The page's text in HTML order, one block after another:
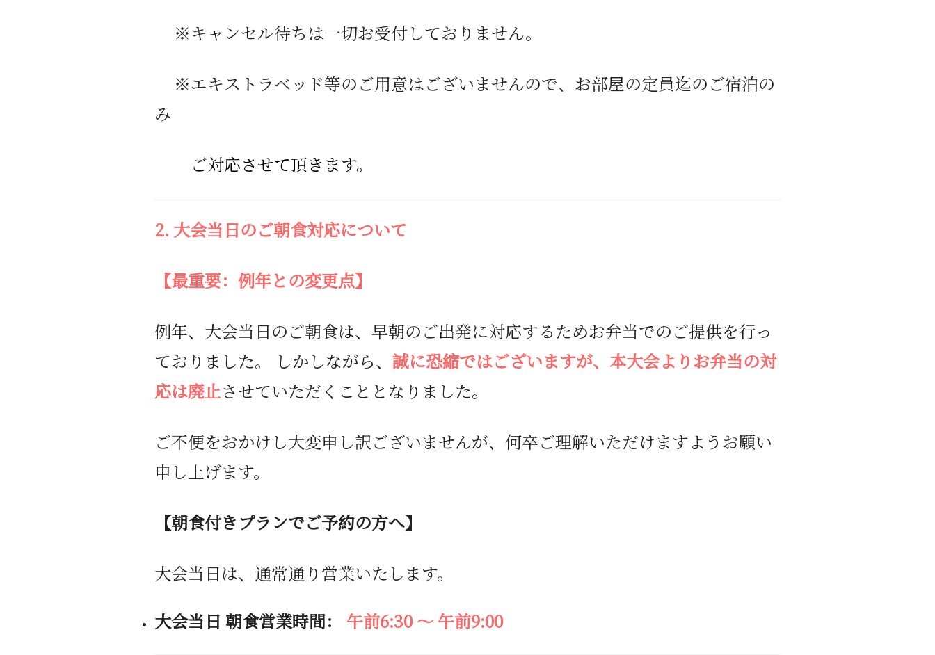
※キャンセル待ちは一切お受付しておりません。
※エキストラベッド等のご用意はございませんので、お部屋の定員迄のご宿泊の
み
ご対応させて頂きます。
2. 大会当日のご朝食対応について
【最重要：例年との変更点】
例年、大会当日のご朝食は、早朝のご出発に対応するためお弁当でのご提供を行っ
ておりました。 しかしながら、 誠に恐縮ではございますが、本大会よりお弁当の対
応は廃止させていただくこととなりました。
ご不便をおかけし大変申し訳ございませんが、何卒ご理解いただけますようお願い
申し上げます。
【朝食付きプランでご予約の方へ】
大会当日は、通常通り営業いたします。
大会当日 朝食営業時間：
午前6:30 ～ 午前9:00